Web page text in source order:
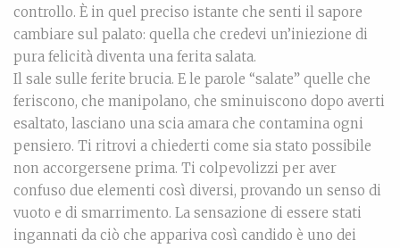
controllo. È in quel preciso istante che senti il sapore
cambiare sul palato: quella che credevi un’iniezione di
pura felicità diventa una ferita salata.
Il sale sulle ferite brucia. E le parole “salate” quelle che
feriscono, che manipolano, che sminuiscono dopo averti
esaltato, lasciano una scia amara che contamina ogni
pensiero. Ti ritrovi a chiederti come sia stato possibile
non accorgersene prima. Ti colpevolizzi per aver
confuso due elementi così diversi, provando un senso di
vuoto e di smarrimento. La sensazione di essere stati
ingannati da ciò che appariva così candido è uno dei